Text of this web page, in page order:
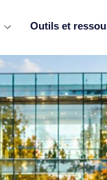
Outils et